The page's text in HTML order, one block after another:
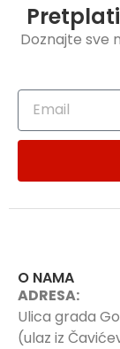
Doznajte sve
O NAMA
ADRESA:
Ulica grada
(ulaz iz